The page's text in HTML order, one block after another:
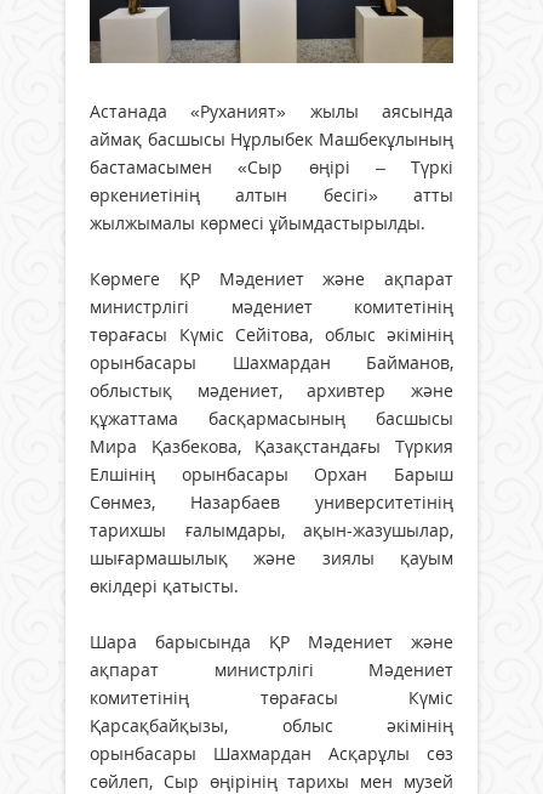
Астанада «Руханият» жылы аясында
аймақ басшысы Нұрлыбек Машбекұлының
бастамасымен «Сыр өңірі – Түркі
өркениетінің алтын бесігі» атты
жылжымалы көрмесі ұйымдастырылды.
Көрмеге ҚР Мәдениет және ақпарат
министрлігі мәдениет комитетінің
төрағасы Күміс Сейітова, облыс әкімінің
орынбасары Шахмардан Байманов,
облыстық мәдениет, архивтер және
құжаттама басқармасының басшысы
Мира Қазбекова, Қазақстандағы Түркия
Елшінің орынбасары Орхан Барыш
Сөнмез, Назарбаев университетінің
тарихшы ғалымдары, ақын-жазушылар,
шығармашылық және зиялы қауым
өкілдері қатысты.
Шара барысында ҚР Мәдениет және
ақпарат министрлігі Мәдениет
комитетінің төрағасы Күміс
Қарсақбайқызы, облыс әкімінің
орынбасары Шахмардан Асқарұлы сөз
сөйлеп, Сыр өңірінің тарихы мен музей